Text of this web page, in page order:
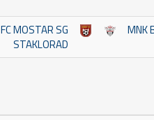
FC MOSTAR SG
STAKLORAD
MNK